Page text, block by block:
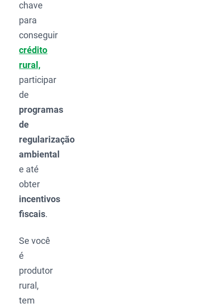
chave
para
conseguir
crédito
rural,
participar
de
programas
de
regularização
ambiental
e até
obter
incentivos
fiscais.
Se você
é
produtor
rural,
tem